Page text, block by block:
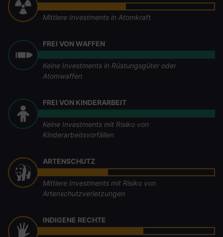
Mittlere Investments in Atomkraft
FREI VON WAFFEN
Keine Investments in Rüstungsgüter oder
Atomwaffen
FREI VON KINDERARBEIT
Keine Investments mit Risiko von
Kinderarbeitsvorfällen
ARTENSCHUTZ
Mittlere Investments mit Risiko von
Artenschutzverletzungen
INDIGENE RECHTE